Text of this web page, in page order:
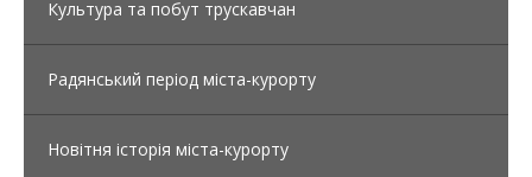
Культура та побут трускавчан
Радянський період міста-курорту
Новітня історія міста-курорту